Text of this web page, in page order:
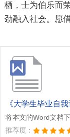
栖，士为伯乐而
劲融入社会。愿
《大学生毕业自我
将本文的Word文档
推荐度：